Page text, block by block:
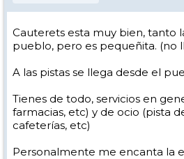
Cauterets esta muy bien, tanto
pueblo, pero es pequeñita. (no
A las pistas se llega desde el
Tienes de todo, servicios en
farmacias, etc) y de ocio (pista
cafeterías, etc)
Personalmente me encanta la